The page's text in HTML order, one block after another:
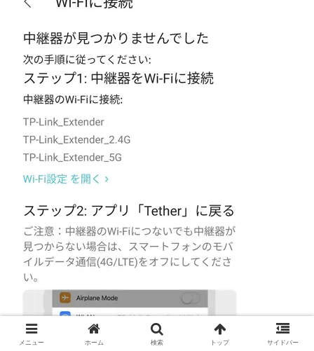
メニュー ホーム 検索 トップ サイドバー